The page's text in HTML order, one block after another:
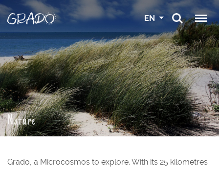
EN
Nature
Grado, a Microcosmos to explore. With its 25 kilometres